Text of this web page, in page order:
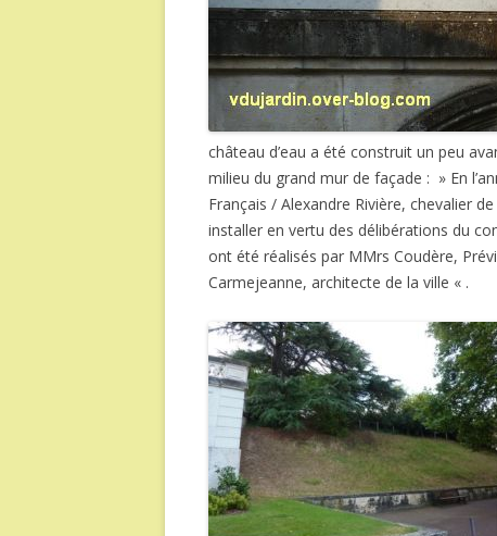
château d’eau a été construit un peu
milieu du grand mur de façade : » En
Français / Alexandre Rivière, chevalier
installer en vertu des délibérations du
ont été réalisés par MMrs Coudère,
Carmejeanne, architecte de la ville « .